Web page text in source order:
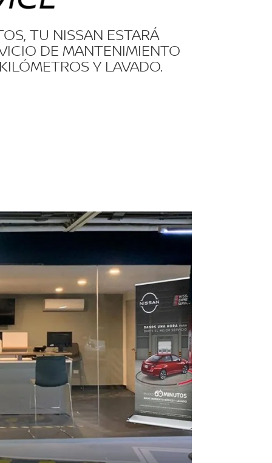
TU NISSAN ESTARÁ
DE MANTENIMIENTO
Y LAVADO.